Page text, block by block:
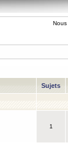
Sujets
1